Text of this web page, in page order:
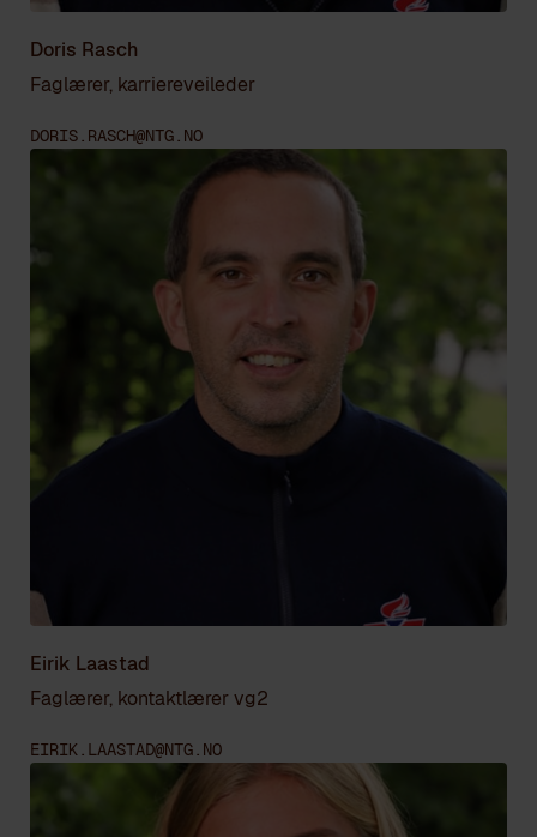
Doris Rasch
Faglærer, karriereveileder
DORIS.RASCH@NTG.NO
Eirik Laastad
Faglærer, kontaktlærer vg2
EIRIK.LAASTAD@NTG.NO